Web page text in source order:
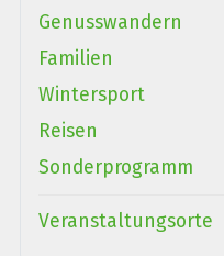
Genusswandern
Familien
Wintersport
Reisen
Sonderprogramm
Veranstaltungsorte